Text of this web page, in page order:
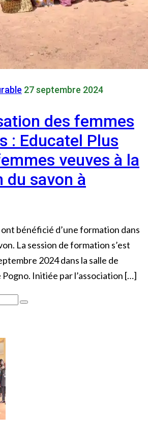
27 septembre 2024
des femmes
: Educatel Plus
veuves à la
savon à
bénéficié d’une formation dans
La session de formation s’est
2024 dans la salle de
Pogno. Initiée par l’association […]
Search